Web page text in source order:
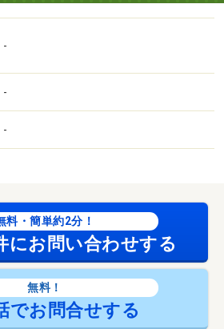
-
-
-
料・簡単約2分！
にお問い合わせする
無料！
でお問合せする